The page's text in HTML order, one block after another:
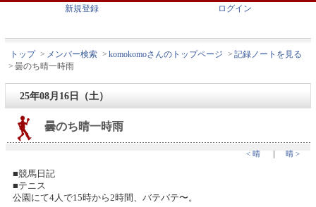
新規登録 ログイン
トップ > メンバー検索 > komokomoさんのトップページ > 記録ノートを見る
> 曇のち晴一時雨
25年08月16日（土）
曇のち晴一時雨
< 晴 ｜ 晴 >
■競馬日記
■テニス
公園にて4人で15時から2時間、バテバテ〜。